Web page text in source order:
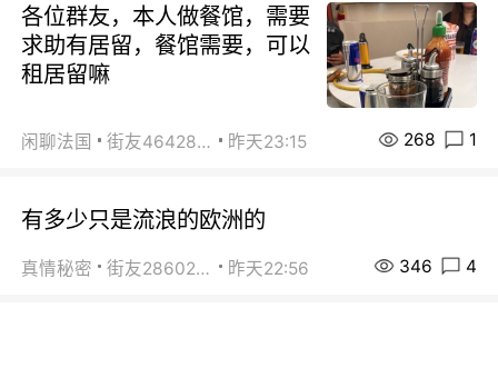
各位群友，本人做餐馆，需要
求助有居留，餐馆需要，可以
租居留嘛
闲聊法国 街友46428878 昨天23:15 268 1
有多少只是流浪的欧洲的
真情秘密 街友28602925 昨天22:56 346 4